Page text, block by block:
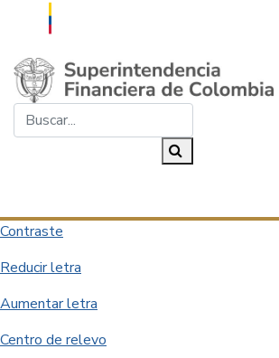
Saltar al contenido principal
Contraste
Reducir letra
Aumentar letra
Centro de relevo